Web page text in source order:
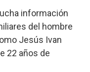
información
del hombre
Jesús Ivan
22 años de